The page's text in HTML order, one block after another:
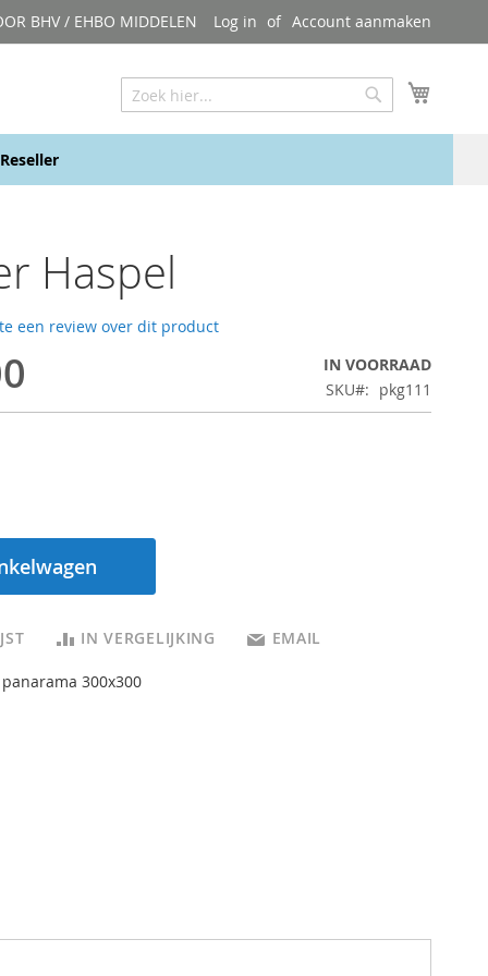
BHV / EHBO MIDDELEN Log in Account aanmaken
Zoeken
Reseller
Haspel
een review over dit product
IN VOORRAAD
SKU
pkg111
IN VERGELIJKING EMAIL
300x300